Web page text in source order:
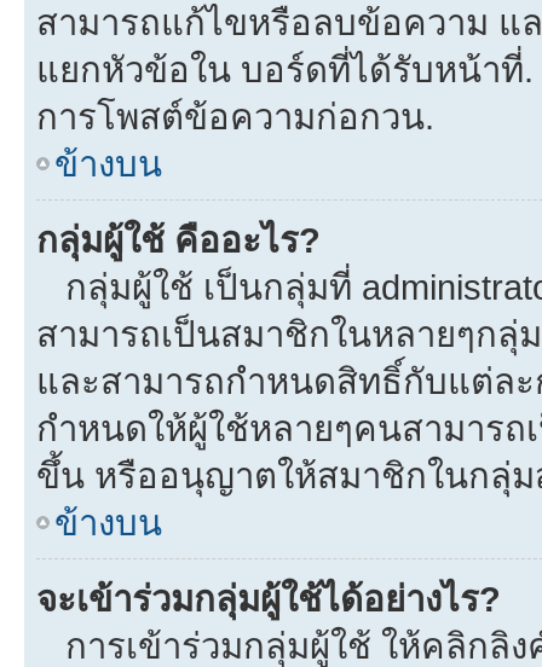
สามารถแก้ไขหรือลบข้อความ แ
แยกหัวข้อใน บอร์ดที่ได้รับหน้าที่.
การโพสต์ข้อความก่อกวน.
ข้างบน
กลุ่มผู้ใช้ คืออะไร?
กลุ่มผู้ใช้ เป็นกลุ่มที่
สามารถเป็นสมาชิกในหลายๆก
และสามารถกำหนดสิทธิ์กับแต่ละ
กำหนดให้ผู้ใช้หลายๆคนสามารถ
ขึ้น หรืออนุญาตให้สมาชิกในกลุ่ม
ข้างบน
จะเข้าร่วมกลุ่มผู้ใช้ได้อย่างไร?
การเข้าร่วมกลุ่มผู้ใช้ ให้คลิกลิ